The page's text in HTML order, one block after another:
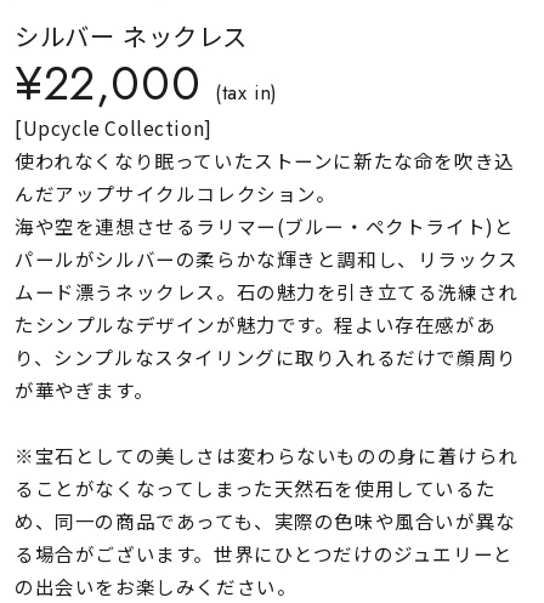
ファッションテイス
ト
着用シーン
コレクション
レディース
リングサイズ
～
リングサイズ
～
価格 ¥0
シルバー ネックレス
¥22,000 (tax in)
[Upcycle Collection]
使われなくなり眠っていたストーンに新たな命を吹き込
んだアップサイクルコレクション。
海や空を連想させるラリマー(ブルー・ペクトライト)と
パールがシルバーの柔らかな輝きと調和し、リラックス
ムード漂うネックレス。石の魅力を引き立てる洗練され
たシンプルなデザインが魅力です。程よい存在感があ
り、シンプルなスタイリングに取り入れるだけで顔周り
が華やぎます。
※宝石としての美しさは変わらないものの身に着けられ
ることがなくなってしまった天然石を使用しているた
め、同一の商品であっても、実際の色味や風合いが異な
る場合がございます。世界にひとつだけのジュエリーと
の出会いをお楽しみください。